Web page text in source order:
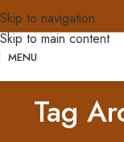
Skip to navigation
Skip to main content
MENU
Tag